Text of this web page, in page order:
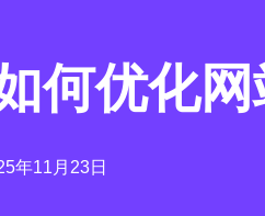
何优化
年11月23日